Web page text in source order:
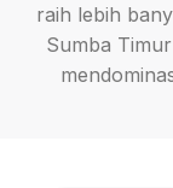
raih lebih
Sumba